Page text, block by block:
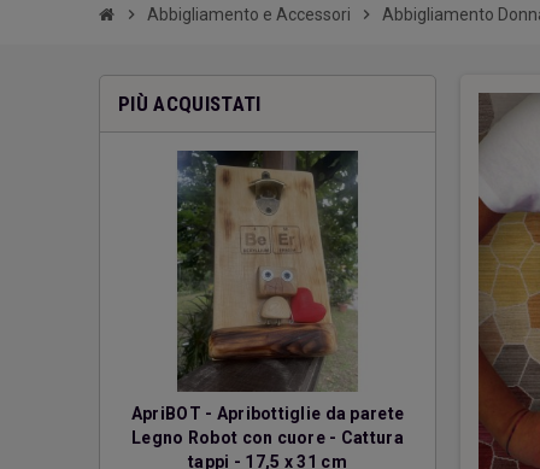
chevron_right Abbigliamento e Accessori chevron_right Abbigliamento
PIÙ ACQUISTATI
ApriBOT - Apribottiglie da parete
Legno Robot con cuore - Cattura
tappi - 17,5 x 31 cm
Due